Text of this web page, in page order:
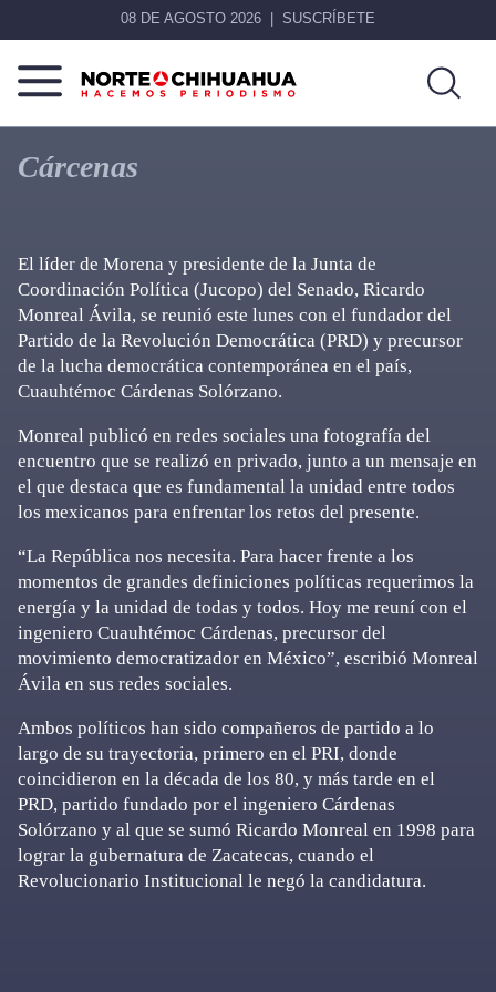
08 DE AGOSTO 2026 SUSCRÍBETE
Norte
Chihuahua
Más
que
noticias,
Cárcenas
El líder de Morena y presidente de la Junta de
Coordinación Política (Jucopo) del Senado, Ricardo
Monreal Ávila, se reunió este lunes con el fundador del
Partido de la Revolución Democrática (PRD) y precursor
de la lucha democrática contemporánea en el país,
Cuauhtémoc Cárdenas Solórzano.
Monreal publicó en redes sociales una fotografía del
encuentro que se realizó en privado, junto a un mensaje en
el que destaca que es fundamental la unidad entre todos
los mexicanos para enfrentar los retos del presente.
“La República nos necesita. Para hacer frente a los
momentos de grandes definiciones políticas requerimos la
energía y la unidad de todas y todos. Hoy me reuní con el
ingeniero Cuauhtémoc Cárdenas, precursor del
movimiento democratizador en México”, escribió Monreal
Ávila en sus redes sociales.
Ambos políticos han sido compañeros de partido a lo
largo de su trayectoria, primero en el PRI, donde
coincidieron en la década de los 80, y más tarde en el
PRD, partido fundado por el ingeniero Cárdenas
Solórzano y al que se sumó Ricardo Monreal en 1998 para
lograr la gubernatura de Zacatecas, cuando el
Revolucionario Institucional le negó la candidatura.